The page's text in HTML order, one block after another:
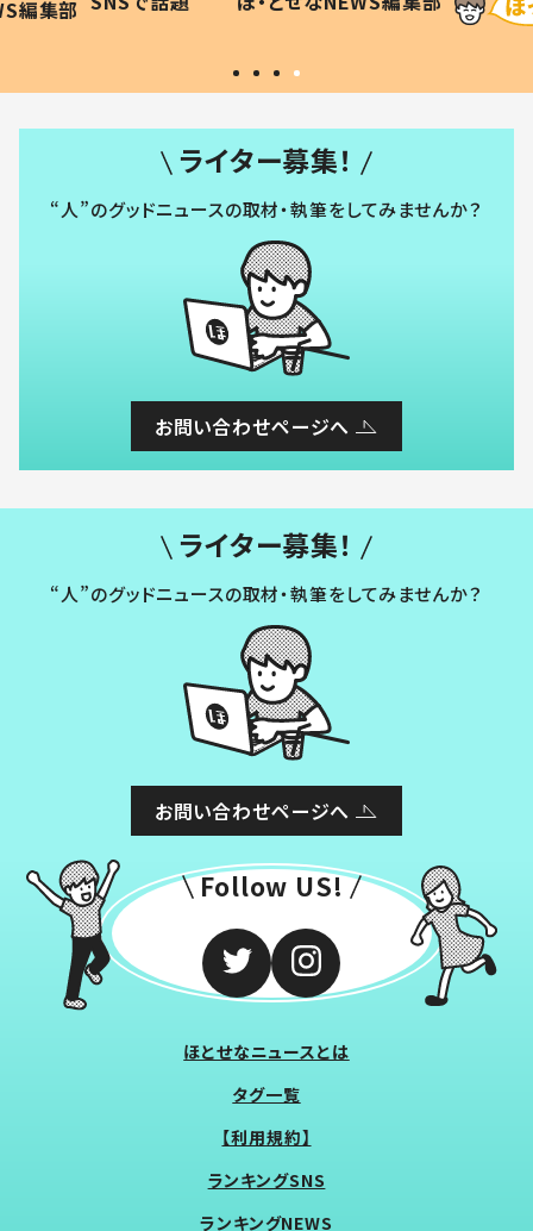
編集部 #令和の子
い」
ライター募集！
“人”のグッドニュースの取材・執筆をしてみませんか？
お問い合わせページへ
ライター募集！
“人”のグッドニュースの取材・執筆をしてみませんか？
お問い合わせページへ
Follow US!
ほとせなニュースとは
タグ一覧
【利用規約】
ランキングSNS
ランキングNEWS